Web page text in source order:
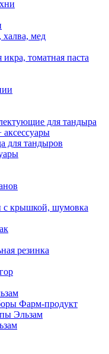
мед
икра, томатная паста
для тандыра
для тандыров
с крышкой, шумовка
резинка
Фарм-продукт
Эльзам